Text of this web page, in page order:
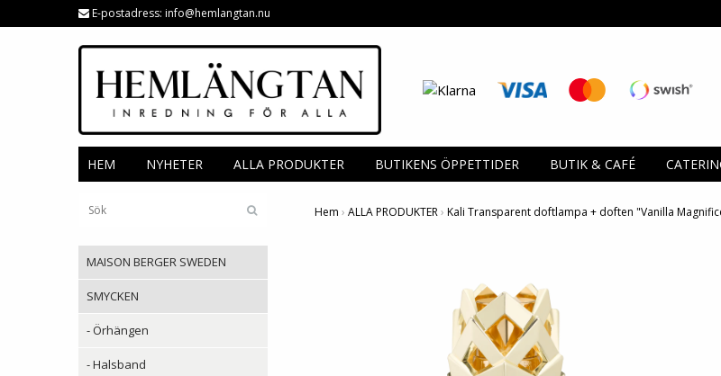
E-postadress: info@hemlangtan.nu
HEM NYHETER ALLA PRODUKTER BUTIKENS ÖPPETTIDER BUTIK & CAFÉ
MAISON BERGER SWEDEN
SMYCKEN
- Örhängen
- Halsband
Hem › ALLA PRODUKTER› Kali Transparent doftlampa + doften "Vanilla